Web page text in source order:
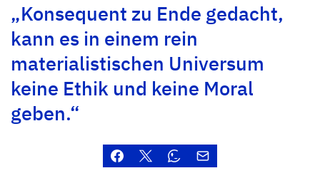
„Konsequent zu Ende gedacht,
kann es in einem rein
materialistischen Universum
keine Ethik und keine Moral
geben.“